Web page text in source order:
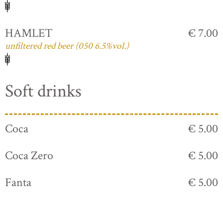
HAMLET
unfiltered red beer (050 6.5%vol.)
€ 7.00
Soft drinks
Coca
€ 5.00
Coca Zero
€ 5.00
Fanta
€ 5.00